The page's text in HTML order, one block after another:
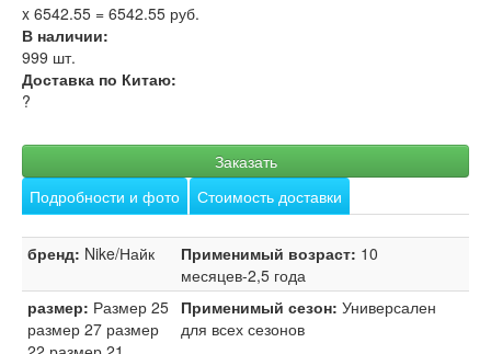
x 6542.55 = 6542.55 руб.
В наличии:
999 шт.
Доставка по Китаю:
?
Заказать
Подробности и фото
Стоимость доставки
бренд: Nike/Найк Применимый возраст: 10
месяцев-2,5 года
размер: Размер 25
размер 27 размер
Применимый сезон: Универсален
для всех сезонов